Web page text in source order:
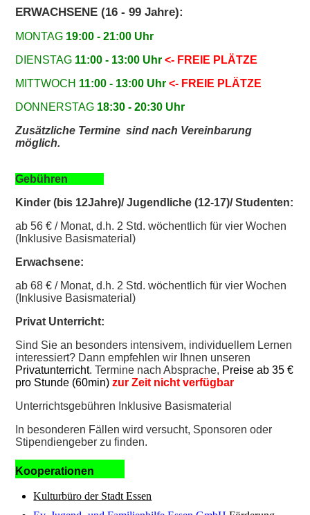
ERWACHSENE (16 - 99 Jahre):
MONTAG 19:00 - 21:00 Uhr
DIENSTAG 11:00 - 13:00 Uhr <- FREIE PLÄTZE
MITTWOCH 11:00 - 13:00 Uhr <- FREIE PLÄTZE
DONNERSTAG 18:30 - 20:30 Uhr
Zusätzliche Termine sind nach Vereinbarung
möglich.
Gebühren
Kinder (bis 12Jahre)/ Jugendliche (12-17)/ Studenten:
ab 56 € / Monat, d.h. 2 Std. wöchentlich für vier Wochen
(Inklusive Basismaterial)
Erwachsene:
ab 68 € / Monat, d.h. 2 Std. wöchentlich für vier Wochen
(Inklusive Basismaterial)
Privat Unterricht:
Sind Sie an besonders intensivem, individuellem Lernen
interessiert? Dann empfehlen wir Ihnen unseren
Privatunterricht. Termine nach Absprache, Preise ab 35 €
pro Stunde (60min)zur Zeit nicht verfügbar
Unterrichtsgebühren Inklusive Basismaterial
In besonderen Fällen wird versucht, Sponsoren oder
Stipendiengeber zu finden.
Kooperationen
Kulturbüro der Stadt Essen